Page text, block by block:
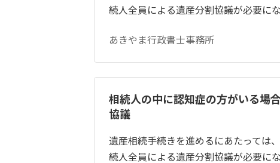
続人全員による遺産分割協議が必要にな
あきやま行政書士事務所
相続人の中に認知症の方がいる場
協議
遺産相続手続きを進めるにあたっては
続人全員による遺産分割協議が必要にな